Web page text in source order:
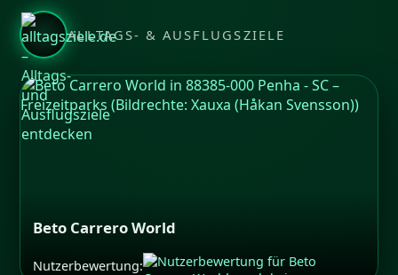
ALLTAGS- & AUSFLUGSZIELE
Beto Carrero World
Nutzerbewertung: